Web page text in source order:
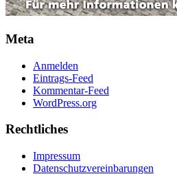
Meta
Anmelden
Eintrags-Feed
Kommentar-Feed
WordPress.org
Rechtliches
Impressum
Datenschutzvereinbarungen